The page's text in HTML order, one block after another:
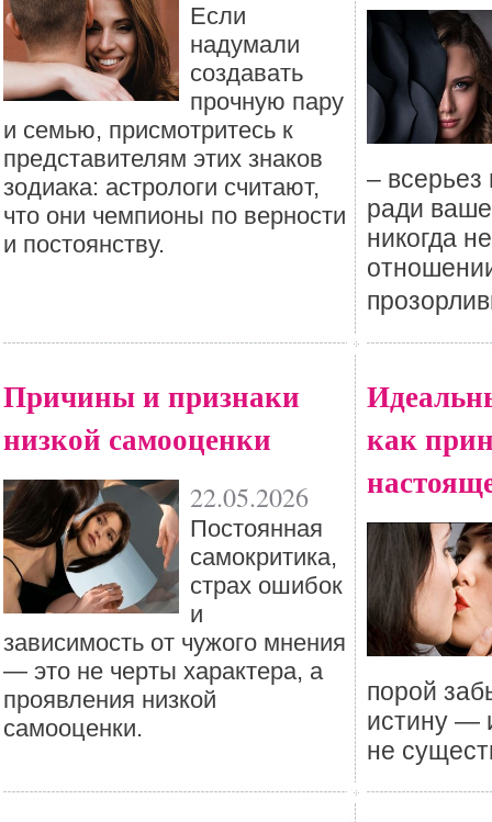
Если
надумали
создавать
прочную пару
и семью, присмотритесь к
представителям этих знаков
зодиака: астрологи считают,
что они чемпионы по верности
и постоянству.
–
ради
никогда
Причины и признаки
низкой самооценки
22.05.2026
Постоянная
самокритика,
страх ошибок
и
зависимость от чужого мнения
— это не черты характера, а
проявления низкой
самооценки.
как
порой
истину —
не